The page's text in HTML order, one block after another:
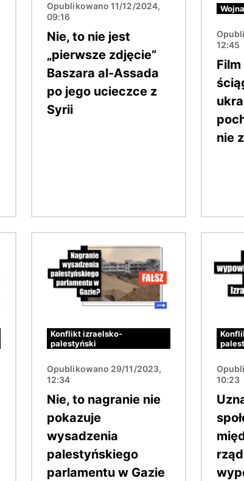
Opublikowano 11/12/2024,
09:16
Nie, to nie jest
„pierwsze zdjęcie”
Baszara al-Assada
po jego ucieczce z
Syrii
12:45
nie
Konflikt izraelsko-
palestyński
Opublikowano 29/11/2023,
12:34
Nie, to nagranie nie
pokazuje
wysadzenia
palestyńskiego
parlamentu w Gazie
10:23